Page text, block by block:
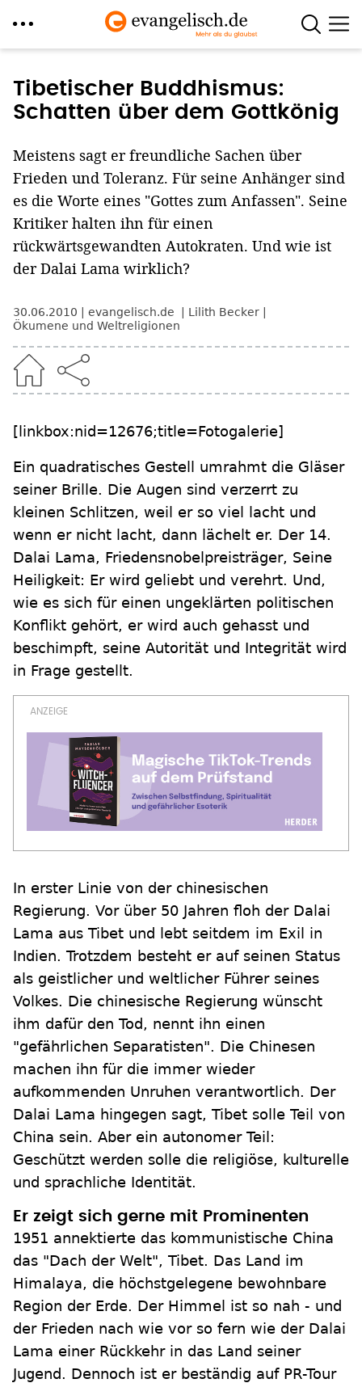
zum
Inhalt
Tibetischer Buddhismus:
Schatten über dem Gottkönig
Meistens sagt er freundliche Sachen über
Frieden und Toleranz. Für seine Anhänger sind
es die Worte eines "Gottes zum Anfassen". Seine
Kritiker halten ihn für einen
rückwärtsgewandten Autokraten. Und wie ist
der Dalai Lama wirklich?
30.06.2010 evangelisch.de
Lilith Becker
Ökumene und Weltreligionen
[linkbox:nid=12676;title=Fotogalerie]
Ein quadratisches Gestell umrahmt die Gläser
seiner Brille. Die Augen sind verzerrt zu
kleinen Schlitzen, weil er so viel lacht und
wenn er nicht lacht, dann lächelt er. Der 14.
Dalai Lama, Friedensnobelpreisträger, Seine
Heiligkeit: Er wird geliebt und verehrt. Und,
wie es sich für einen ungeklärten politischen
Konflikt gehört, er wird auch gehasst und
beschimpft, seine Autorität und Integrität wird
in Frage gestellt.
In erster Linie von der chinesischen
Regierung. Vor über 50 Jahren floh der Dalai
Lama aus Tibet und lebt seitdem im Exil in
Indien. Trotzdem besteht er auf seinen Status
als geistlicher und weltlicher Führer seines
Volkes. Die chinesische Regierung wünscht
ihm dafür den Tod, nennt ihn einen
"gefährlichen Separatisten". Die Chinesen
machen ihn für die immer wieder
aufkommenden Unruhen verantwortlich. Der
Dalai Lama hingegen sagt, Tibet solle Teil von
China sein. Aber ein autonomer Teil:
Geschützt werden solle die religiöse, kulturelle
und sprachliche Identität.
Er zeigt sich gerne mit Prominenten
1951 annektierte das kommunistische China
das "Dach der Welt", Tibet. Das Land im
Himalaya, die höchstgelegene bewohnbare
Region der Erde. Der Himmel ist so nah - und
der Frieden nach wie vor so fern wie der Dalai
Lama einer Rückkehr in das Land seiner
Jugend. Dennoch ist er beständig auf PR-Tour